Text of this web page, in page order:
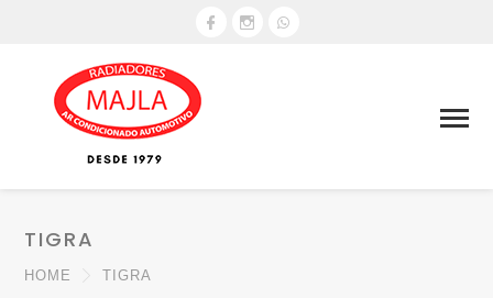
TIGRA
HOME TIGRA